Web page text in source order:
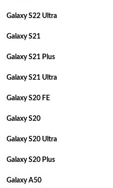
Galaxy S22 Ultra
Galaxy S21
Galaxy S21 Plus
Galaxy S21 Ultra
Galaxy S20 FE
Galaxy S20
Galaxy S20 Ultra
Galaxy S20 Plus
Galaxy A50